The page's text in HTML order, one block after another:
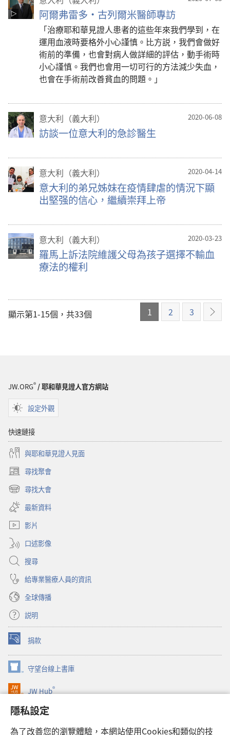
隱私設定
為了改善您的瀏覽體驗，本網站使用Cookies和類似的技
阿爾弗雷多·古列爾米醫師專訪
「治療耶和華見證人患者的這些年來我們學到，在
運用血液時要格外小心謹慎。比方説，我們會做好
術前的準備，也會對病人做詳細的評估，動手術時
小心謹慎。我們也會用一切可行的方法減少失血，
也會在手術前改善貧血的問題。」
2020-06-08
意大利（義大利）
訪談一位意大利的急診醫生
2020-04-14
意大利（義大利）
意大利的弟兄姊妹在疫情肆虐的情況下顯
出堅强的信心，繼續崇拜上帝
2020-03-23
意大利（義大利）
羅馬上訴法院維護父母為孩子選擇不輸血
療法的權利
顯示第1-15個，共33個 1 2 3
下
JW.ORG®/ 耶和華見證人官方網站
設定外觀
快速鏈接
與耶和華見證人見面
尋找聚會
（開
啟
新
視
窗）
尋找大會
（開
啟
新
視
最新資料
影片
口述影像
搜尋
給專業醫療人員的資訊
全球傳播
説明
捐款
（開
啟
新
視
窗）
守望台線上書庫
（開
啟
新
窗）
JW Hub®
（開
啟
新
JW Library®